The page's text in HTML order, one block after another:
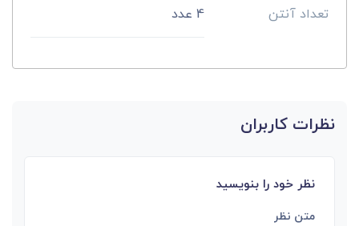
تعداد آنتن 4 عدد
نظرات کاربران
نظر خود را بنویسید
متن نظر